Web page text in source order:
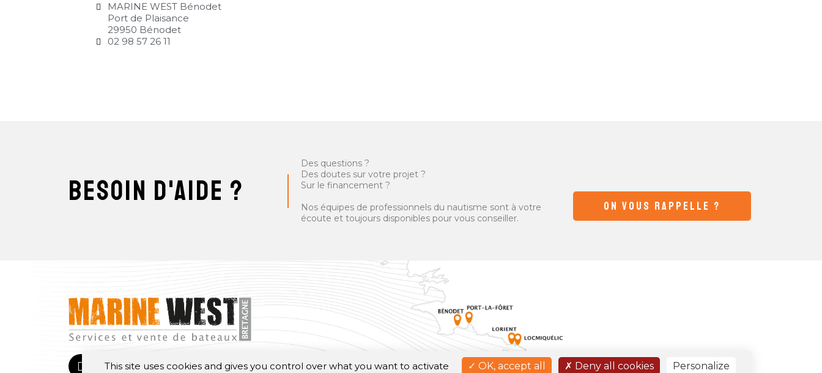
MARINE WEST Bénodet
Port de Plaisance
29950 Bénodet
02 98 57 26 11
besoin d'aide ?
Des questions ?
Des doutes sur votre projet ?
Sur le financement ?
Nos équipes de professionnels du nautisme sont à votre
écoute et toujours disponibles pour vous conseiller.
ON VOUS RAPPELLE ?
This site uses cookies and gives you control over what you want to activate OK, accept all Deny all cookies Personalize